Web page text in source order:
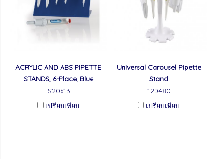
ACRYLIC AND ABS PIPETTE
STANDS, 6-Place, Blue
HS20613E
เปรียบเทียบ
Universal Carousel Pipette
Stand
120480
เปรียบเทียบ